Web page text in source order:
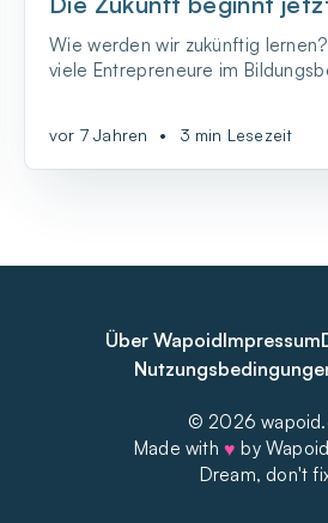
Wie werden wir zukünftig
viele Entrepreneure im
auf dem EMEA Philanthropies
dem Motto „Driving a Future of
vor 7 Jahren • 3 min Lesezeit
Über WapoidImpressum
© 2026
Made with♥ by
Dream, don't